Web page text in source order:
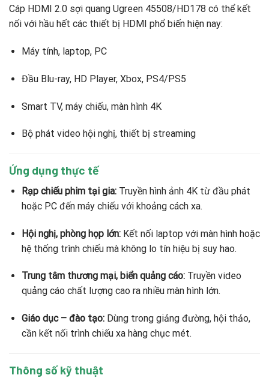
Cáp HDMI 2.0 sợi quang Ugreen 45508/HD178 có thể kết
nối với hầu hết các thiết bị HDMI phổ biến hiện nay:
Máy tính, laptop, PC
Đầu Blu-ray, HD Player, Xbox, PS4/PS5
Smart TV, máy chiếu, màn hình 4K
Bộ phát video hội nghị, thiết bị streaming
Ứng dụng thực tế
Rạp chiếu phim tại gia:Truyền hình ảnh 4K từ đầu phát
hoặc PC đến máy chiếu với khoảng cách xa.
Hội nghị, phòng họp lớn:Kết nối laptop với màn hình hoặc
hệ thống trình chiếu mà không lo tín hiệu bị suy hao.
Trung tâm thương mại, biển quảng cáo:Truyền video
quảng cáo chất lượng cao ra nhiều màn hình lớn.
Giáo dục – đào tạo:Dùng trong giảng đường, hội thảo,
cần kết nối trình chiếu xa hàng chục mét.
Thông số kỹ thuật